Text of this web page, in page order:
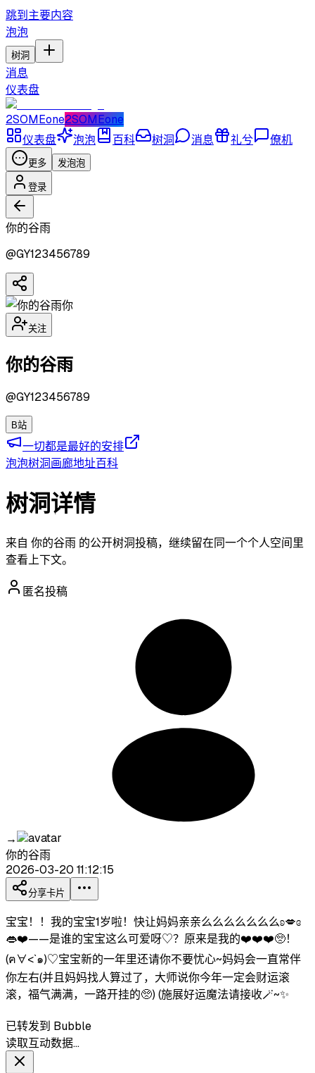
跳到主要内容
泡泡
树洞
消息
仪表盘
2SOMEone2SOMEone
仪表盘
泡泡 百科 树洞 消息 礼兮 僚机
更多 发泡泡
登录
你的谷雨
@GY123456789
你
关注
你的谷雨
@GY123456789
B站
一切都是最好的安排
泡泡树洞画廊地址百科
树洞详情
来自 你的谷雨 的公开树洞投稿，继续留在同一个个人空间里
查看上下文。
匿名投稿
→
你的谷雨
2026-03-20 11:12:15
分享卡片
宝宝！！我的宝宝1岁啦！快让妈妈亲亲么么么么么么么ʚ💋ɞ
👄❤️——是谁的宝宝这么可爱呀♡？原来是我的❤️❤️❤️🥺！
(ฅ∀<`๑)♡宝宝新的一年里还请你不要忧心~妈妈会一直常伴
你左右(并且妈妈找人算过了，大师说你今年一定会财运滚
滚，福气满满，一路开挂的🥺) (施展好运魔法请接收🪄~✨
已转发到 Bubble
读取互动数据…